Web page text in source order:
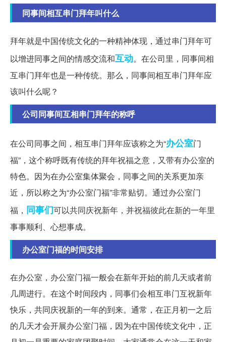
同事间相互串门拜年叫什么
拜年就是中国传统文化的一种精神体现，通过串门拜年可
以增进同事之间的情感交流和互动。在公司里，同事间相
互串门拜年也是一种传统。那么，同事间相互串门拜年应
该叫什么呢？
公司同事间互相串门拜年的称呼
在公司同事之间，相互串门拜年应该称之为“办公室门
福”，这个称呼既有传统的拜年祝福之意，又带有办公室的
特色。因为在办公室集体聚会，同事之间的关系更加亲
近，所以称之为“办公室门福”非常贴切。通过办公室门
福， 同事们可以共同庆祝新年，并祝福彼此在新的一年里
事事顺利、心想事成。
办公室门福的时间安排
在办公室，办公室门福一般会在新年开始的前几天或者前
几周进行。在这个时间段内，同事们会相互串门互祝新年
快乐，共同庆祝新的一年的到来。通常，在正月初一之后
的几天才会开展办公室门福，因为在中国传统文化中，正